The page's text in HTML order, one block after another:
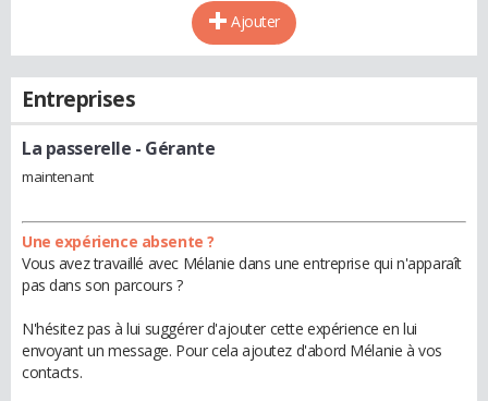
Ajouter
Entreprises
La passerelle - Gérante
maintenant
Une expérience absente ?
Vous avez travaillé avec Mélanie dans une entreprise qui n'apparaît
pas dans son parcours ?
N'hésitez pas à lui suggérer d'ajouter cette expérience en lui
envoyant un message. Pour cela ajoutez d'abord Mélanie à vos
contacts.